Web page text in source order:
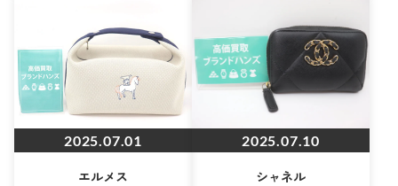
2025.07.01
エルメス
2025.07.10
シャネル